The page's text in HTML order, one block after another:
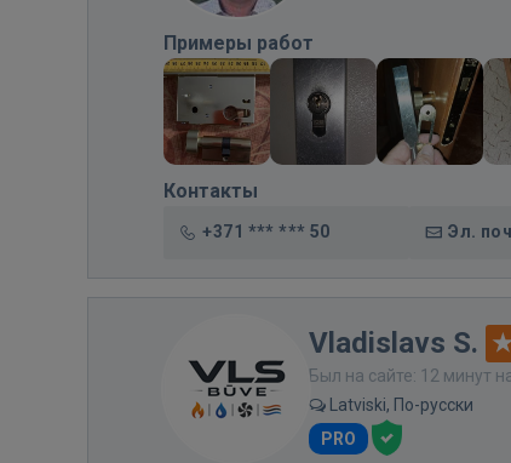
Примеры работ
Контакты
+371 *** *** 50 Эл.
Vladislavs S.
Был на сайте: 12 минут
Latviski, По-русски
PRO